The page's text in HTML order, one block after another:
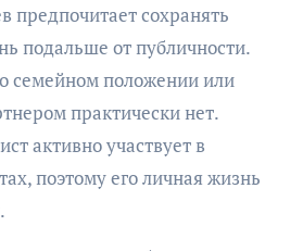
предпочитает сохранять
подальше от публичности.
семейном положении или
практически нет.
активно участвует в
поэтому его личная жизнь